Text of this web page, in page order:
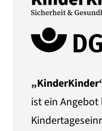
ist ein